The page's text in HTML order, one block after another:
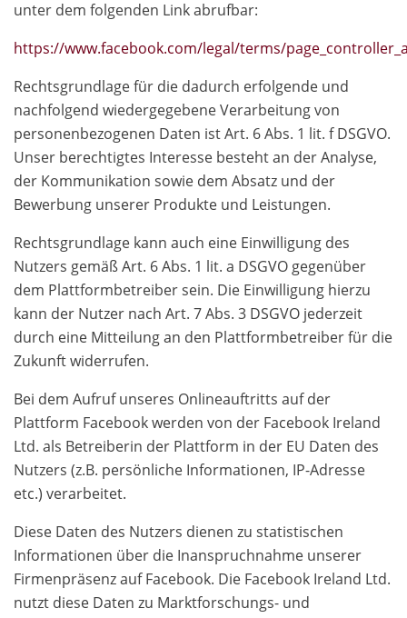
unter dem folgenden Link abrufbar:
https://www.facebook.com/legal/terms/
Rechtsgrundlage für die dadurch erfolgende und
nachfolgend wiedergegebene Verarbeitung von
personenbezogenen Daten ist Art. 6 Abs. 1 lit. f DSGVO.
Unser berechtigtes Interesse besteht an der Analyse,
der Kommunikation sowie dem Absatz und der
Bewerbung unserer Produkte und Leistungen.
Rechtsgrundlage kann auch eine Einwilligung des
Nutzers gemäß Art. 6 Abs. 1 lit. a DSGVO gegenüber
dem Plattformbetreiber sein. Die Einwilligung hierzu
kann der Nutzer nach Art. 7 Abs. 3 DSGVO jederzeit
durch eine Mitteilung an den Plattformbetreiber für die
Zukunft widerrufen.
Bei dem Aufruf unseres Onlineauftritts auf der
Plattform Facebook werden von der Facebook Ireland
Ltd. als Betreiberin der Plattform in der EU Daten des
Nutzers (z.B. persönliche Informationen, IP-Adresse
etc.) verarbeitet.
Diese Daten des Nutzers dienen zu statistischen
Informationen über die Inanspruchnahme unserer
Firmenpräsenz auf Facebook. Die Facebook Ireland Ltd.
nutzt diese Daten zu Marktforschungs- und